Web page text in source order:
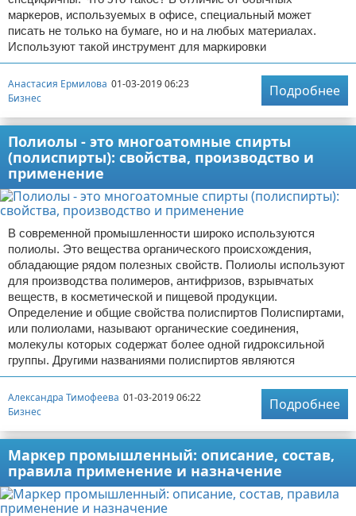
маркеров, используемых в офисе, специальный может
писать не только на бумаге, но и на любых материалах.
Используют такой инструмент для маркировки
Анастасия Ермилова 01-03-2019 06:23
Бизнес
Подробнее
Полиолы - это многоатомные спирты
(полиспирты): свойства, производство и
применение
В современной промышленности широко используются
полиолы. Это вещества органического происхождения,
обладающие рядом полезных свойств. Полиолы используют
для производства полимеров, антифризов, взрывчатых
веществ, в косметической и пищевой продукции.
Определение и общие свойства полиспиртов Полиспиртами,
или полиолами, называют органические соединения,
молекулы которых содержат более одной гидроксильной
группы. Другими названиями полиспиртов являются
Александра Тимофеева 01-03-2019 06:22
Бизнес
Подробнее
Маркер промышленный: описание, состав,
правила применение и назначение